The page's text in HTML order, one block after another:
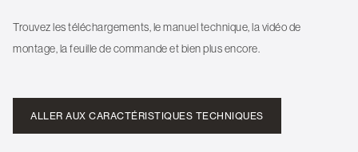
Trouvez les téléchargements, le manuel technique, la vidéo de
montage, la feuille de commande et bien plus encore.
ALLER AUX CARACTÉRISTIQUES TECHNIQUES